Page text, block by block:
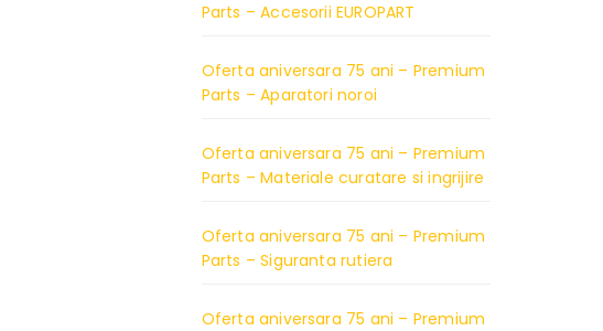
Parts – Accesorii EUROPART
Oferta aniversara 75 ani – Premium
Parts – Aparatori noroi
Oferta aniversara 75 ani – Premium
Parts – Materiale curatare si ingrijire
Oferta aniversara 75 ani – Premium
Parts – Siguranta rutiera
Oferta aniversara 75 ani – Premium